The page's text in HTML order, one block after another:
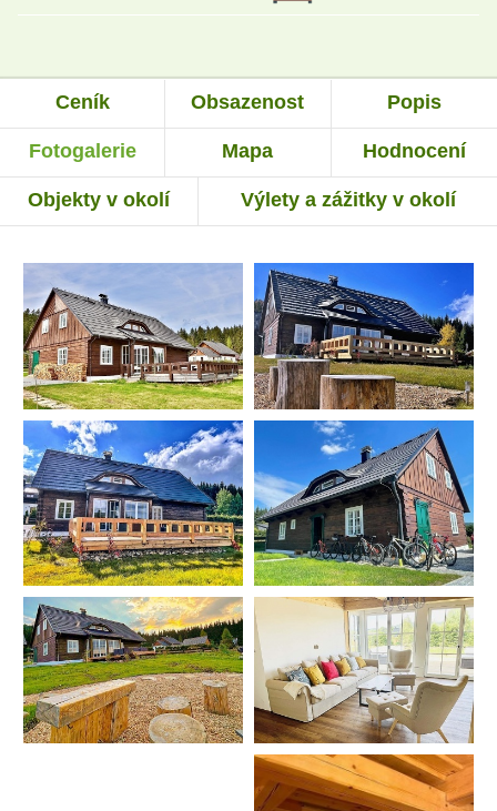
Ceník Obsazenost Popis
Fotogalerie Mapa Hodnocení
Objekty v okolí Výlety a zážitky v okolí